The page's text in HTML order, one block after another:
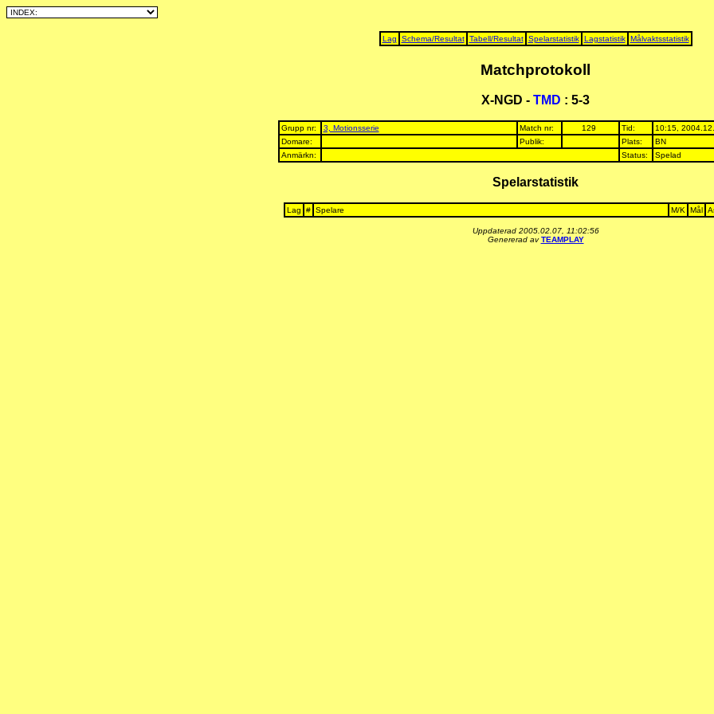
Lag Schema/Resultat Tabell/Resultat Spelarstatistik Lagstatistik Målvaktsstatistik
Matchprotokoll
X-NGD - TMD : 5-3
Grupp nr: 3, Motionsserie Match nr: 129 Tid:
10:15,
Domare:
Publik: Plats:
BN
Anmärkn:
Status: Spelad
Spelarstatistik
Lag # Spelare M/K Mål
Uppdaterad 2005.02.07, 11:02:56
Genererad avTEAMPLAY